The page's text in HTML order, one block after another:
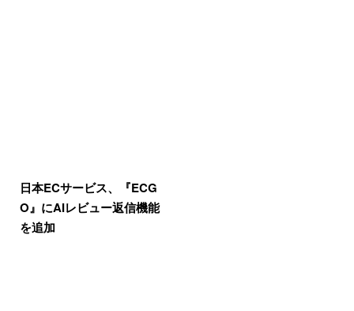
日本ECサービス、『ECG
O』にAIレビュー返信機能
を追加